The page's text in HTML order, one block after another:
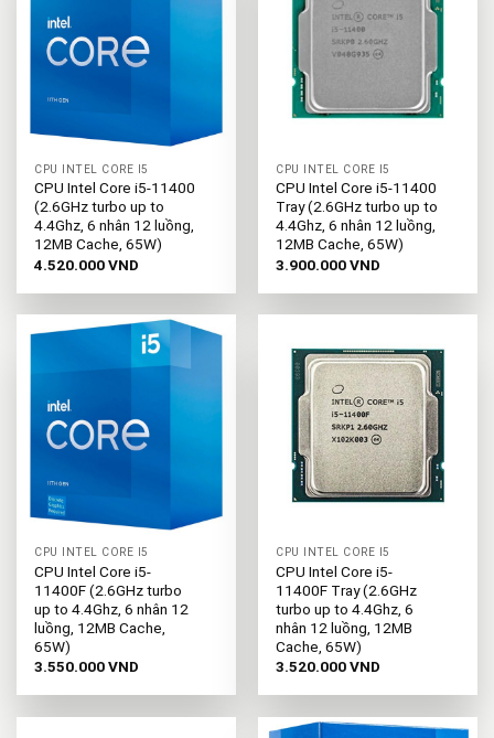
CPU INTEL CORE I5
CPU Intel Core i5-11400
(2.6GHz turbo up to
4.4Ghz, 6 nhân 12 luồng,
12MB Cache, 65W)
4.520.000VND
CPU INTEL CORE I5
CPU Intel Core i5-11400
Tray (2.6GHz turbo up to
4.4Ghz, 6 nhân 12 luồng,
12MB Cache, 65W)
3.900.000VND
CPU INTEL CORE I5
CPU Intel Core i5-
11400F (2.6GHz turbo
up to 4.4Ghz, 6 nhân 12
luồng, 12MB Cache,
65W)
3.550.000VND
CPU INTEL CORE I5
CPU Intel Core i5-
11400F Tray (2.6GHz
turbo up to 4.4Ghz, 6
nhân 12 luồng, 12MB
Cache, 65W)
3.520.000VND